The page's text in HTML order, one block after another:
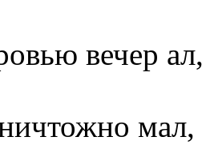
вечер ал,
мал,